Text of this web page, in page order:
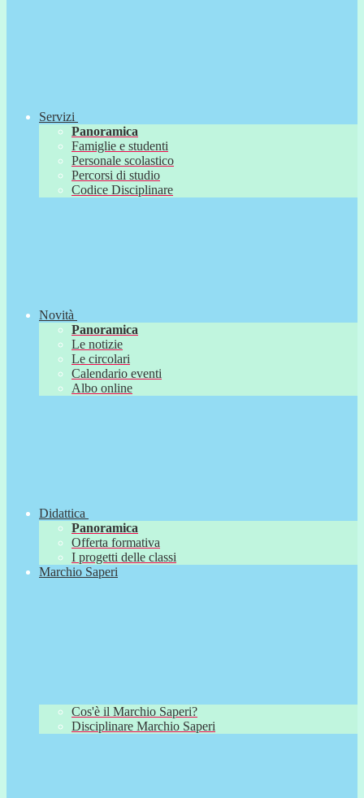
Servizi
Panoramica
Famiglie e studenti
Personale scolastico
Percorsi di studio
Codice Disciplinare
Novità
Panoramica
Le notizie
Le circolari
Calendario eventi
Albo online
Didattica
Panoramica
Offerta formativa
I progetti delle classi
Marchio Saperi
Cos'è il Marchio Saperi?
Disciplinare Marchio Saperi